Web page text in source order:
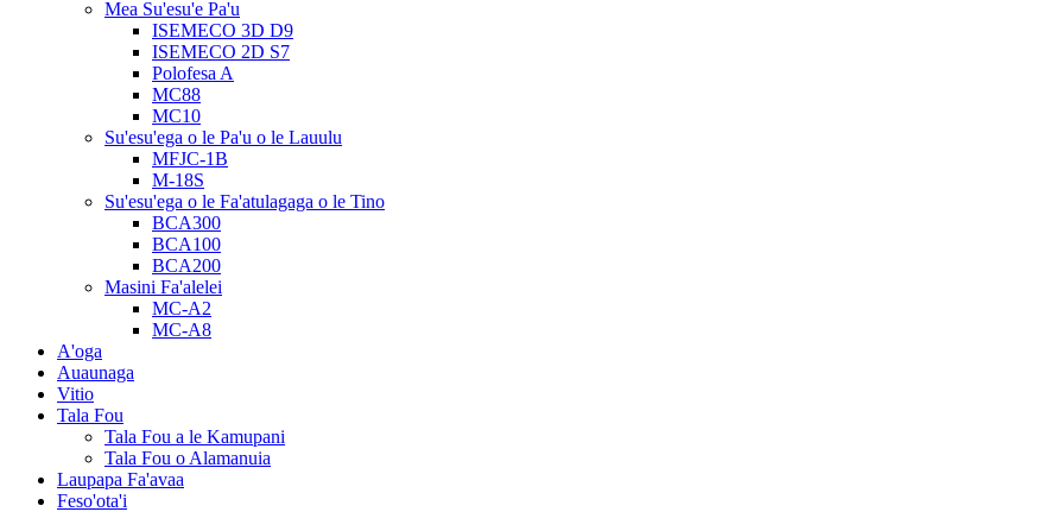
Mea Su'esu'e Pa'u
ISEMECO 3D D9
ISEMECO 2D S7
Polofesa A
MC88
MC10
Su'esu'ega o le Pa'u o le Lauulu
MFJC-1B
M-18S
Su'esu'ega o le Fa'atulagaga o le Tino
BCA300
BCA100
BCA200
Masini Fa'alelei
MC-A2
MC-A8
A'oga
Auaunaga
Vitio
Tala Fou
Tala Fou a le Kamupani
Tala Fou o Alamanuia
Laupapa Fa'avaa
Feso'ota'i